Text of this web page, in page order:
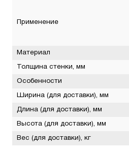
Применение
Материал
Толщина стенки, мм
Особенности
Ширина (для доставки), мм
Длина (для доставки), мм
Высота (для доставки), мм
Вес (для доставки), кг